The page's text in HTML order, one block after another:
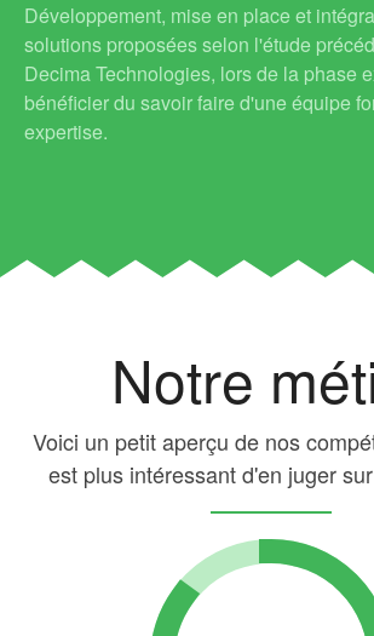
Développement, mise en place et
solutions proposées selon l'étude
Decima Technologies, lors de la phase
bénéficier du savoir faire d'une équipe
expertise.
Notre
Voici un petit aperçu de nos
est plus intéressant d'en juger